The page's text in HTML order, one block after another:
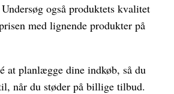
også produktets kvalitet
med lignende produkter på
at planlægge dine indkøb, så du
når du støder på billige tilbud.